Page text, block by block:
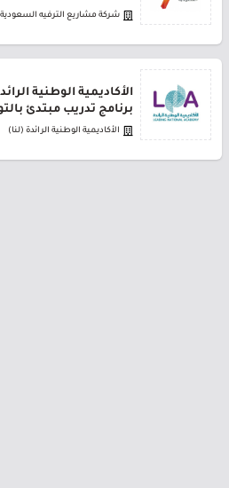
شركة مشاريع الترفيه السعودية
الأكاديمية الوطنية
برنامج تدريب مبتدئ
الأكاديمية الوطنية الرائدة (لنا)